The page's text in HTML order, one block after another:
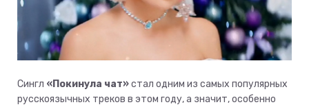
Сингл «Покинула чат»стал одним из самых популярных
русскоязычных треков в этом году, а значит, особенно